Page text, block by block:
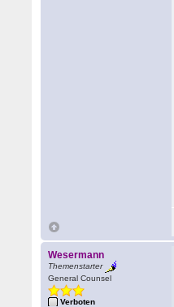
Wesermann
Themenstarter
General Counsel
Verboten